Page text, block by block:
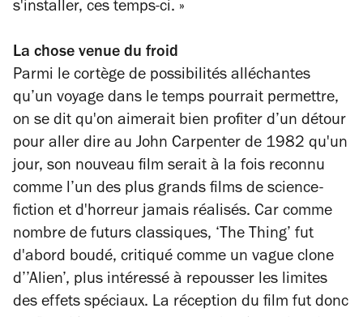
s'installer, ces temps-ci. »
La chose venue du froid
Parmi le cortège de possibilités alléchantes
qu’un voyage dans le temps pourrait permettre,
on se dit qu'on aimerait bien profiter d’un détour
pour aller dire au John Carpenter de 1982 qu'un
jour, son nouveau film serait à la fois reconnu
comme l’un des plus grands films de science-
fiction et d'horreur jamais réalisés. Car comme
nombre de futurs classiques, ‘The Thing’ fut
d'abord boudé, critiqué comme un vague clone
d’’Alien’, plus intéressé à repousser les limites
des effets spéciaux. La réception du film fut donc